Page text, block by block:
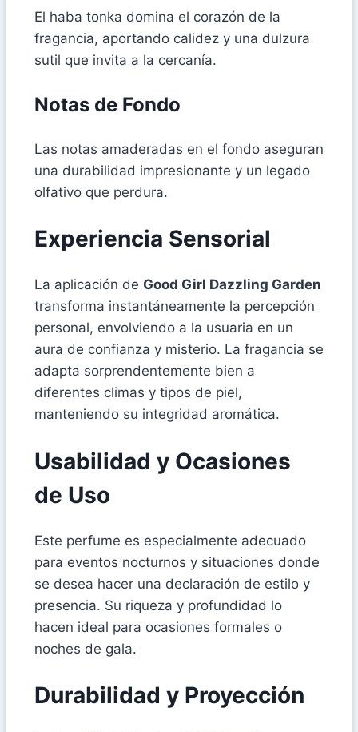
El haba tonka domina el corazón de la
fragancia, aportando calidez y una dulzura
sutil que invita a la cercanía.
Notas de Fondo
Las notas amaderadas en el fondo aseguran
una durabilidad impresionante y un legado
olfativo que perdura.
Experiencia Sensorial
La aplicación de Good Girl Dazzling Garden
transforma instantáneamente la percepción
personal, envolviendo a la usuaria en un
aura de confianza y misterio. La fragancia se
adapta sorprendentemente bien a
diferentes climas y tipos de piel,
manteniendo su integridad aromática.
Usabilidad y Ocasiones
de Uso
Este perfume es especialmente adecuado
para eventos nocturnos y situaciones donde
se desea hacer una declaración de estilo y
presencia. Su riqueza y profundidad lo
hacen ideal para ocasiones formales o
noches de gala.
Durabilidad y Proyección